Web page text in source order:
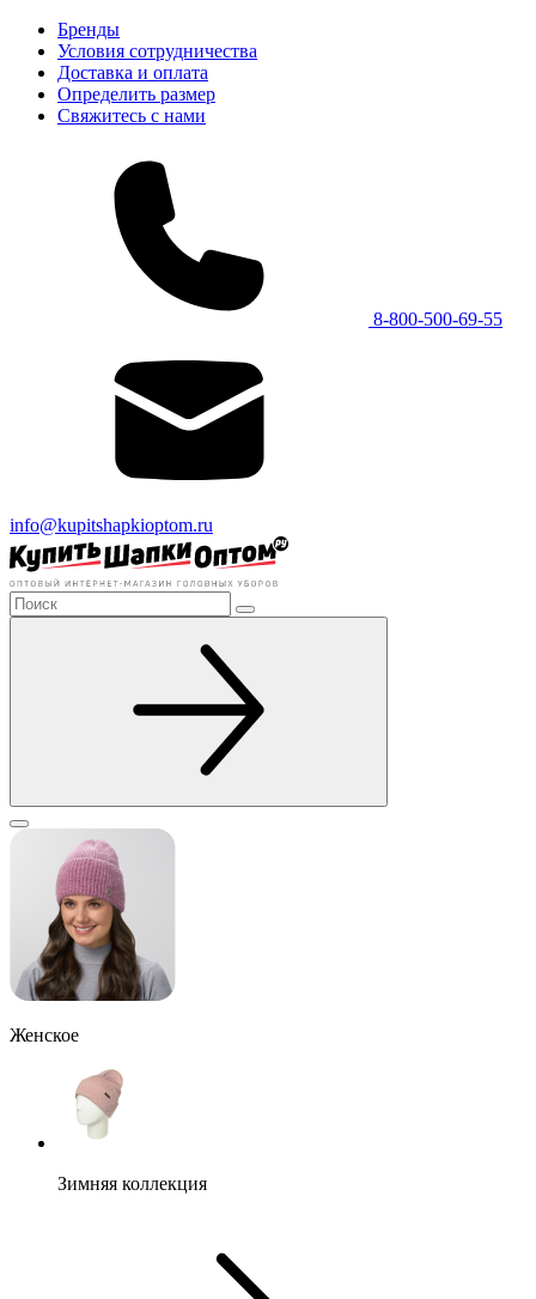
Бренды
Условия сотрудничества
Доставка и оплата
Определить размер
Свяжитесь с нами
8-800-500-69-55
info@kupitshapkioptom.ru
Женское
Зимняя коллекция